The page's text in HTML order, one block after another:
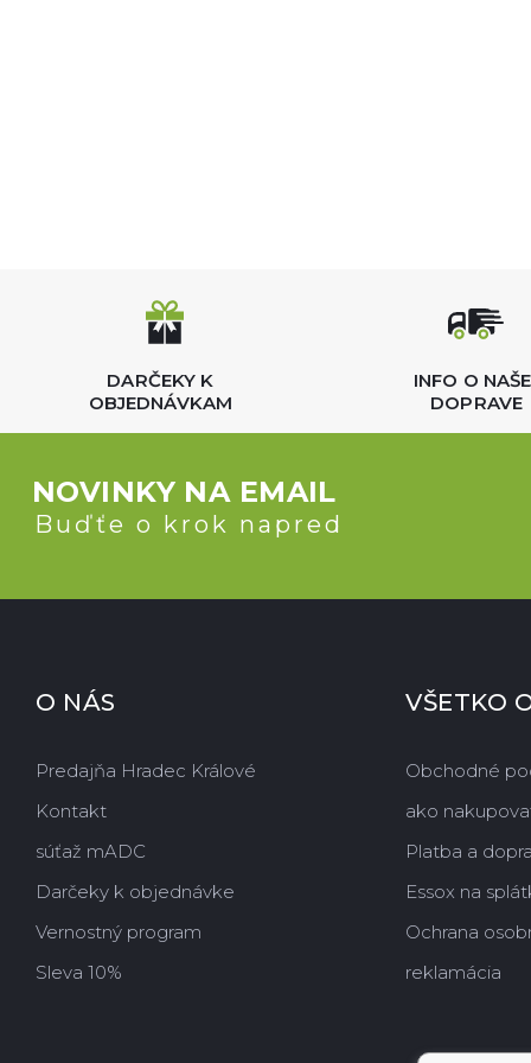
DARČEKY K
OBJEDNÁVKAM
INFO O
DOPRAVE
NOVINKY NA EMAIL
Buďťe o krok napred
O NÁS
Predajňa Hradec Králové
Kontakt
súťaž mADC
Darčeky k objednávke
Vernostný program
Sleva 10%
VŠETKO
Obchodné
ako
Platba a
Essox na
Ochrana
reklamácia